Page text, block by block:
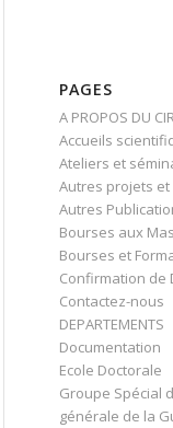
PAGES
A PROPOS DU
Accueils
Ateliers et
Autres projets
Autres
Bourses aux
Bourses et
Confirmation de
Contactez-nous
DEPARTEMENTS
Documentation
Ecole Doctorale
Groupe Spécial
générale de la